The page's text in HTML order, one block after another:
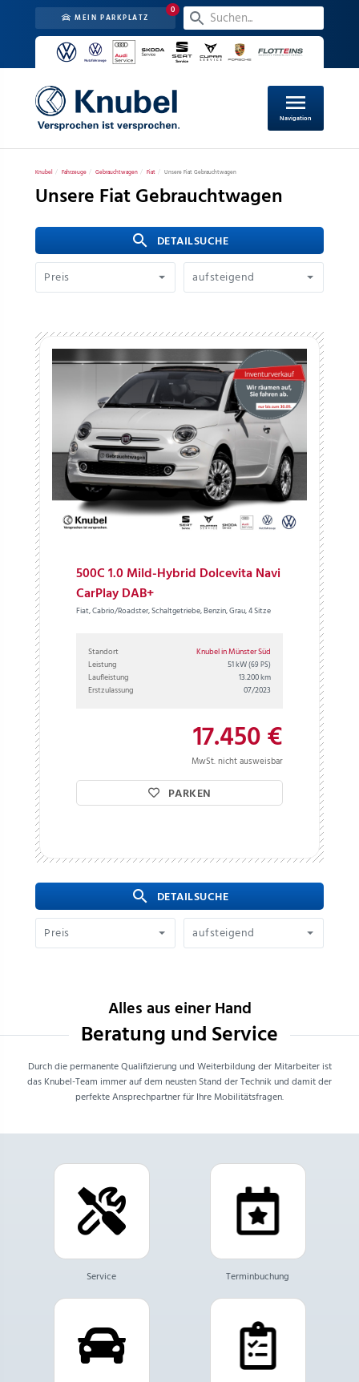
MEIN PARKPLATZ
0
menu
Navigation
Knubel Fahrzeuge Gebrauchtwagen Fiat Unsere Fiat Gebrauchtwagen
Unsere Fiat Gebrauchtwagen
Preis aufsteigend
search DETAILSUCHE
500C 1.0 Mild-Hybrid Dolcevita Navi
CarPlay DAB+
Fiat, Cabrio/Roadster, Schaltgetriebe, Benzin, Grau, 4 Sitze
Standort
Knubel in Münster Süd
Leistung
51 kW(69 PS)
Laufleistung
13.200 km
Erstzulassung
07/2023
17.450 €
MwSt. nicht ausweisbar
PARKEN
Preis aufsteigend
search DETAILSUCHE
Alles aus einer Hand
Beratung und Service
Durch die permanente Qualifizierung und Weiterbildung der Mitarbeiter ist
das Knubel-Team immer auf dem neusten Stand der Technik und damit der
perfekte Ansprechpartner für Ihre Mobilitätsfragen.
Service Terminbuchung